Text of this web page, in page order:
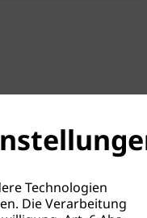
Technologien
Die Verarbeitung